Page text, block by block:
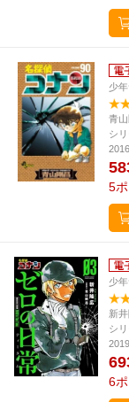
少
青
シリ
5
少
新
シリ
6